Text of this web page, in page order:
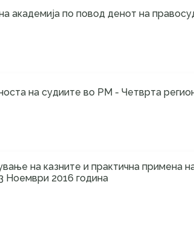
академија по повод денот на
на судиите во РМ - Четврта
на казните и практична примена
Ноември 2016 година